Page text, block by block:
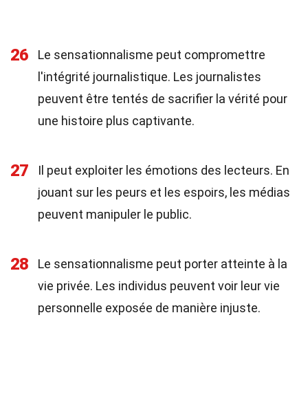
26
Le sensationnalisme peut compromettre
l'intégrité journalistique. Les journalistes
peuvent être tentés de sacrifier la vérité pour
une histoire plus captivante.
27
Il peut exploiter les émotions des lecteurs. En
jouant sur les peurs et les espoirs, les médias
peuvent manipuler le public.
28
Le sensationnalisme peut porter atteinte à la
vie privée. Les individus peuvent voir leur vie
personnelle exposée de manière injuste.